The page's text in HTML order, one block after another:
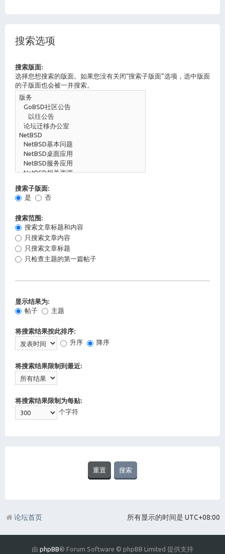
搜索选项
搜索版面:
选择您想搜索的版面。如果您没有关闭“搜索子版面”选项，选中版面
的子版面也会被一并搜索。
搜索子版面:
是
否
搜索范围:
搜索文章标题和内容
只搜索文章内容
只搜索文章标题
只检查主题的第一篇帖子
显示结果为:
帖子
主题
将搜索结果按此排序:
升序
降序
将搜索结果限制到最近:
将搜索结果限制为每贴:
个字符
所有显示的时间是 UTC+08:00
论坛首页
由 phpBB® Forum Software © phpBB Limited 提供支持